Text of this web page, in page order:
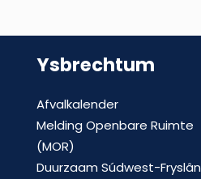
Ysbrechtum
Afvalkalender
Melding Openbare Ruimte
(MOR)
Duurzaam Súdwest-Fryslân